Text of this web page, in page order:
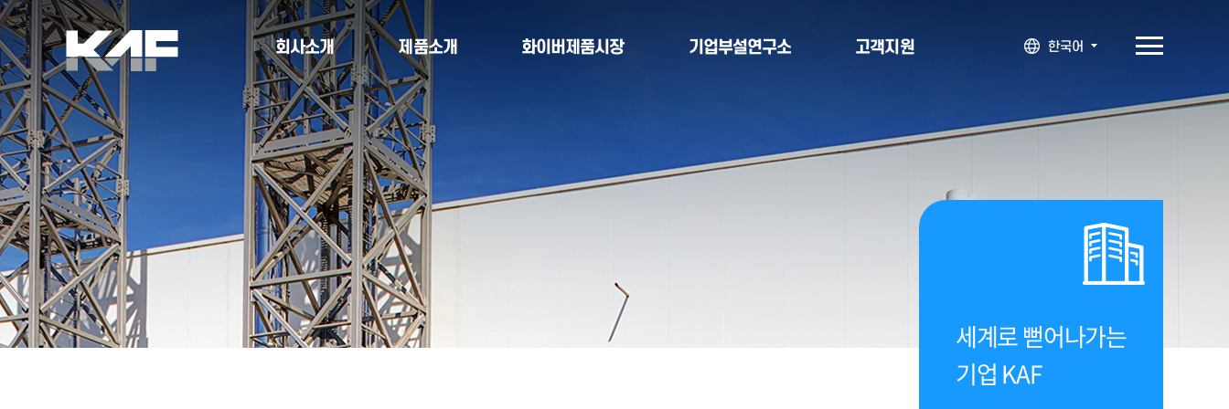
본문바로가기
회사소개 제품소개 화이버제품시장 기업부설연구소 고객지원 한국어
세계로 뻗어나가는
기업 KAF